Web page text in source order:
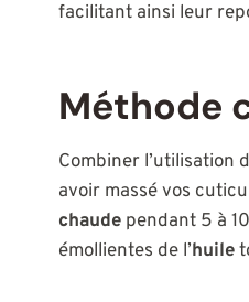
facilitant ainsi leur
Méthode
Combiner l’utilisation
avoir massé vos
chaude pendant 5 à
émollientes de l’huile